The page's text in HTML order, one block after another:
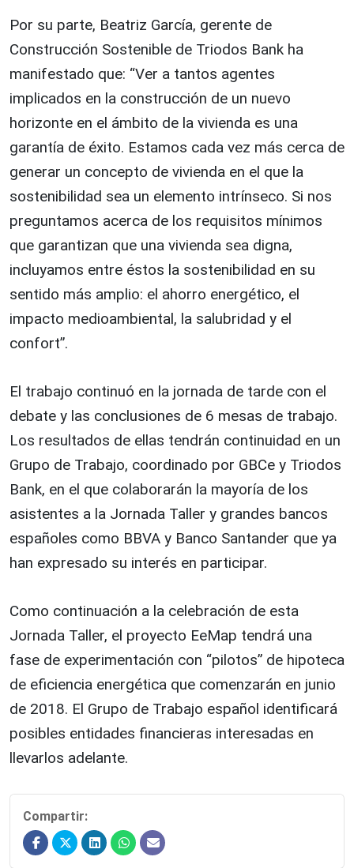
Por su parte, Beatriz García, gerente de
Construcción Sostenible de Triodos Bank ha
manifestado que: “Ver a tantos agentes
implicados en la construcción de un nuevo
horizonte en el ámbito de la vivienda es una
garantía de éxito. Estamos cada vez más cerca de
generar un concepto de vivienda en el que la
sostenibilidad sea un elemento intrínseco. Si nos
preguntamos acerca de los requisitos mínimos
que garantizan que una vivienda sea digna,
incluyamos entre éstos la sostenibilidad en su
sentido más amplio: el ahorro energético, el
impacto medioambiental, la salubridad y el
confort”.
El trabajo continuó en la jornada de tarde con el
debate y las conclusiones de 6 mesas de trabajo.
Los resultados de ellas tendrán continuidad en un
Grupo de Trabajo, coordinado por GBCe y Triodos
Bank, en el que colaborarán la mayoría de los
asistentes a la Jornada Taller y grandes bancos
españoles como BBVA y Banco Santander que ya
han expresado su interés en participar.
Como continuación a la celebración de esta
Jornada Taller, el proyecto EeMap tendrá una
fase de experimentación con “pilotos” de hipoteca
de eficiencia energética que comenzarán en junio
de 2018. El Grupo de Trabajo español identificará
posibles entidades financieras interesadas en
llevarlos adelante.
Compartir: